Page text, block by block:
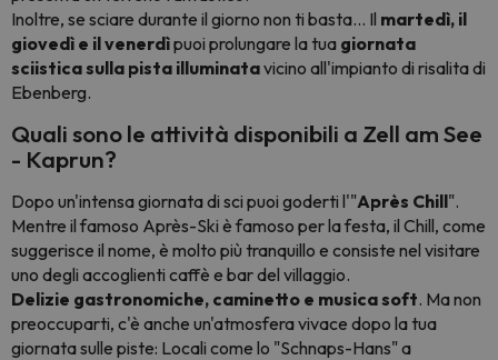
Inoltre, se sciare durante il giorno non ti basta... Il martedì, il
giovedì e il venerdìpuoi prolungare la tua giornata
sciistica sulla pista illuminatavicino all'impianto di risalita di
Ebenberg.
Quali sono le attività disponibili a Zell am See
- Kaprun?
Dopo un'intensa giornata di sci puoi goderti l'"Après Chill".
Mentre il famoso Après-Ski è famoso per la festa, il Chill, come
suggerisce il nome, è molto più tranquillo e consiste nel visitare
uno degli accoglienti caffè e bar del villaggio.
Delizie gastronomiche, caminetto e musica soft. Ma non
preoccuparti, c'è anche un'atmosfera vivace dopo la tua
giornata sulle piste: Locali come lo "Schnaps-Hans" a